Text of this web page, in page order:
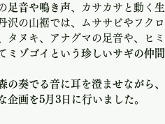
足音や鳴き声、カサカサと動く
沢の山裾では、ムササビやフク
タヌキ、アナグマの足音や、ヒ
ミゾゴイという珍しいサギの仲間
の奏でる音に耳を澄ませながら
企画を5月3日に行いました。